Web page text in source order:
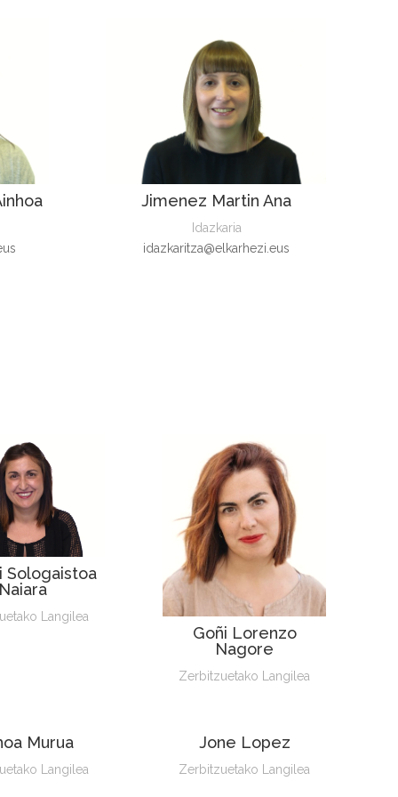
Jimenez Martin Ana
Idazkaria
idazkaritza@elkarhezi.eus
Sologaistoa
Naiara
Langilea
Goñi Lorenzo
Nagore
Zerbitzuetako Langilea
Murua
Langilea
Jone Lopez
Zerbitzuetako Langilea